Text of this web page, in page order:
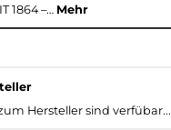
1864 –… Mehr
Hersteller sind verfübar...